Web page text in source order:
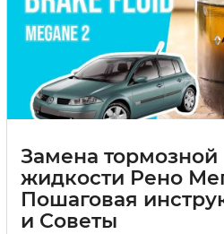
Замена тормозной
жидкости Рено
Пошаговая
и Советы